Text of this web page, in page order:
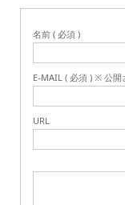
名前 ( 必須 )
E-MAIL ( 必須 ) ※ 公開
URL